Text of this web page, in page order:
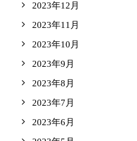
2023年12月
2023年11月
2023年10月
2023年9月
2023年8月
2023年7月
2023年6月